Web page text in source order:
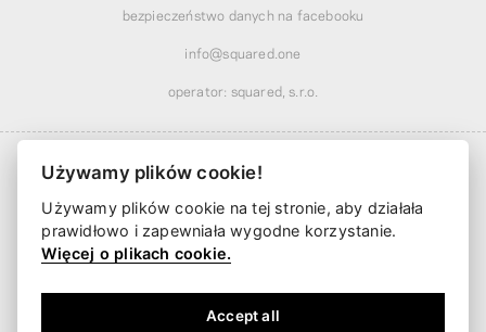
bezpieczeństwo danych na facebooku
info@squared.one
operator: squared, s.r.o.
Dostawa od21,24 zł· tańsza powyżej223,58 zł
Dostawa już od 2 dni roboczych
Używamy plików cookie!
Używamy plików cookie na tej stronie, aby działała
prawidłowo i zapewniała wygodne korzystanie.
Więcej o plikach cookie.
Accept all